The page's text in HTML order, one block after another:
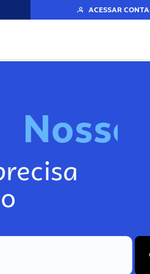
ACESSAR CONTA
N
No